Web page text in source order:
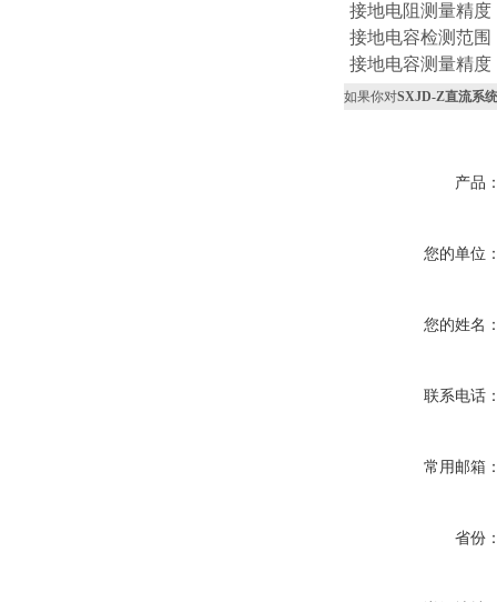
接地电阻测量精
接地电容检测范围
接地电容测量精度
如果你对SXJD-Z直流系
产品
您的单位
您的姓名
联系电话
常用邮箱
省份